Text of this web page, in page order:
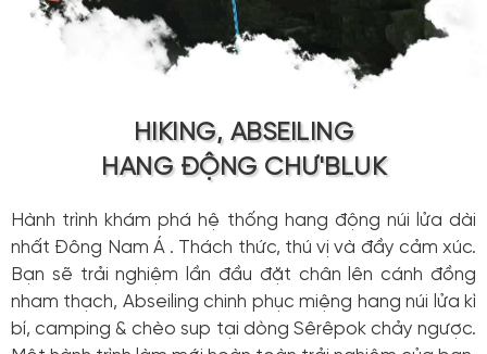
HIKING, ABSEILING
HANG ĐỘNG CHƯ'BLUK
Hành trình khám phá hệ thống hang động núi lửa dài
nhất Đông Nam Á . Thách thức, thú vị và đầy cảm xúc.
Bạn sẽ trải nghiệm lần đầu đặt chân lên cánh đồng
nham thạch, Abseiling chinh phục miệng hang núi lửa kì
bí, camping & chèo sup tại dòng Sêrêpok chảy ngược.